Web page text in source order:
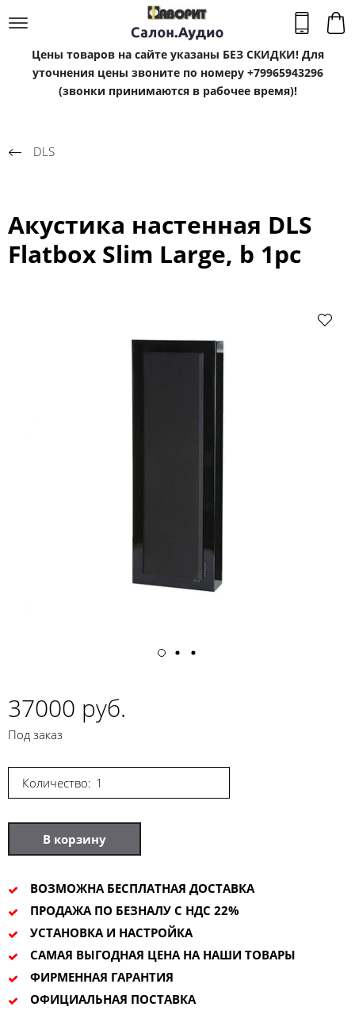
Цены товаров на сайте указаны БЕЗ СКИДКИ! Для
уточнения цены звоните по номеру +79965943296
(звонки принимаются в рабочее время)!
DLS
Акустика настенная DLS
Flatbox Slim Large, b 1pc
37000 руб.
Под заказ
Количество:
В корзину
ВОЗМОЖНА БЕСПЛАТНАЯ ДОСТАВКА
ПРОДАЖА ПО БЕЗНАЛУ С НДС 22%
УСТАНОВКА И НАСТРОЙКА
САМАЯ ВЫГОДНАЯ ЦЕНА НА НАШИ ТОВАРЫ
ФИРМЕННАЯ ГАРАНТИЯ
ОФИЦИАЛЬНАЯ ПОСТАВКА